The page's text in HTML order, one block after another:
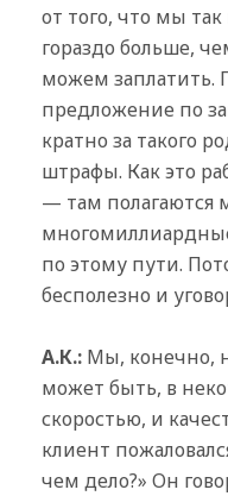
от того, что мы
гораздо больше,
можем заплатить.
предложение по
кратно за такого
штрафы. Как это
— там полагаются
по этому пути.
бесполезно и
А.К.: Мы, конечно,
может быть, в
скоростью, и
клиент
чем дело?» Он